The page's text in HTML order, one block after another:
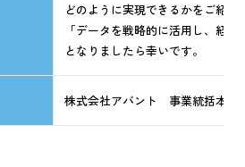
どのように実現できるかをご紹介
「データを戦略的に活用し、経
となりましたら幸いです。
株式会社アバント 事業統括本